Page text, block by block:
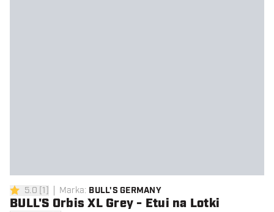
5 gwiazdki oceny
5.0 [1] Marka: BULL'S GERMANY
BULL'S Orbis XL Grey - Etui na Lotki